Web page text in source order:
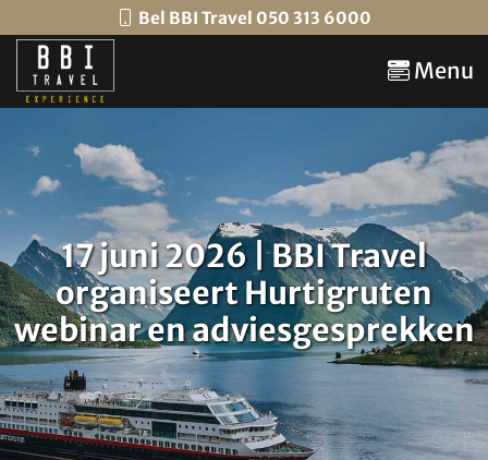
Bel BBI Travel 050 313 6000
Menu
17 juni 2026 | BBI Travel
organiseert Hurtigruten
webinar en adviesgesprekken